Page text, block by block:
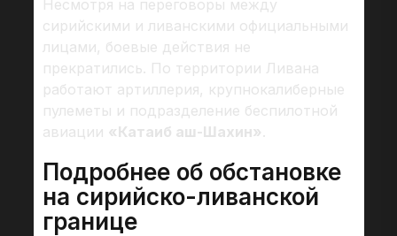
Несмотря на переговоры между
сирийскими и ливанскими официальными
лицами, боевые действия не
прекратились. По территории Ливана
работают артиллерия, крупнокалиберные
пулеметы и подразделение беспилотной
авиации «Катаиб аш-Шахин» .
Подробнее об обстановке
на сирийско-ливанской
границе